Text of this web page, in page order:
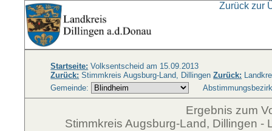
Zurück zur
Startseite: Volksentscheid am 15.09.2013
Zurück: Stimmkreis Augsburg-Land, Dillingen Zurück:
Gemeinde:
Ergebnis zum
Stimmkreis Augsburg-Land, Dillingen